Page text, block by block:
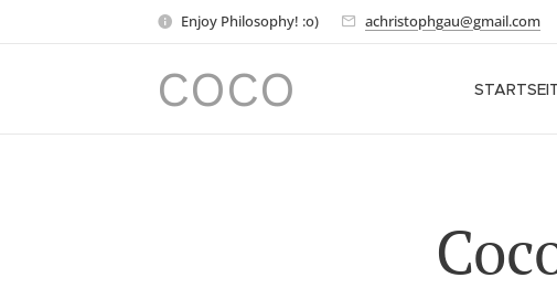
Enjoy Philosophy! :o) achristophgau@gmail.com
COCO